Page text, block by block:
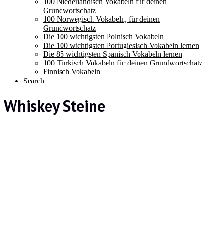
Grundwortschatz
100 Norwegisch Vokabeln, für deinen
Grundwortschatz
Die 100 wichtigsten Polnisch Vokabeln
Die 100 wichtigsten Portugiesisch Vokabeln lernen
Die 85 wichtigsten Spanisch Vokabeln lernen
100 Türkisch Vokabeln für deinen Grundwortschatz
Finnisch Vokabeln
Search
Whiskey Steine